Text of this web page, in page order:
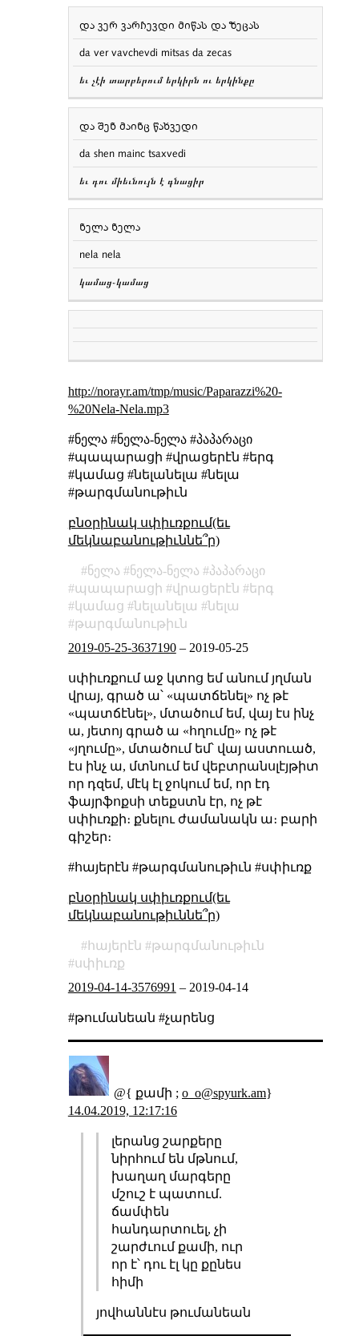
და ვერ ვარჩევდი მიწას და ზეცას
da ver vavchevdi mitsas da zecas
եւ չէի տարբերում երկիրն ու երկինքը
და შენ მაინც წახვედი
da shen mainc tsaxvedi
եւ դու միեւնույն է գնացիր
ნელა ნელა
nela nela
կամաց֊կամաց
http://norayr.am/tmp/music/Paparazzi%20-
%20Nela-Nela.mp3
#ნელა #ნელა-ნელა #პაპარაცი
#պապարացի #վրացերէն #երգ
#կամաց #նելանելա #նելա
#թարգմանութիւն
բնօրինակ սփիւռքում(եւ
մեկնաբանութիւննե՞ր)
ნელა ნელა-ნელა
პაპარაცი
պապարացի
վրացերէն
երգ
կամաց
նելանելա
նելա
թարգմանութիւն
2019-05-25-3637190– 2019-05-25
սփիւռքում աջ կտոց եմ անում յղման
վրայ, գրած ա՝ «պատճենել» ոչ թէ
«պատճէնել», մտածում եմ, վայ էս ինչ
ա, յետոյ գրած ա «հղումը» ոչ թէ
«յղումը», մտածում եմ՝ վայ աստուած,
էս ինչ ա, մտնում եմ վեբտրանսլէյթիտ
որ դզեմ, մէկ էլ ջոկում եմ, որ էդ
ֆայրֆոքսի տեքստն էր, ոչ թէ
սփիւռքի։ քնելու ժամանակն ա։ բարի
գիշեր։
#հայերէն #թարգմանութիւն #սփիւռք
բնօրինակ սփիւռքում(եւ
մեկնաբանութիւննե՞ր)
հայերէն
թարգմանութիւն
սփիւռք
2019-04-14-3576991 – 2019-04-14
#թումանեան #չարենց
@{ քամի ; o_o@spyurk.am}
14.04.2019, 12:17:16
լերանց շարքերը
նիրհում են մթնում,
խաղաղ մարգերը
մշուշ է պատում.
ճամփեն
հանդարտուել, չի
շարժւում քամի, ուր
որ է՝ դու էլ կը քընես
հիմի
յովհաննէս թումանեան